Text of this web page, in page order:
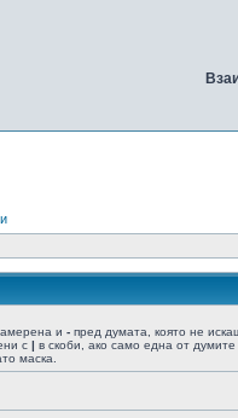
и - пред думата, която не
с | в скоби, ако само една от думите
маска.